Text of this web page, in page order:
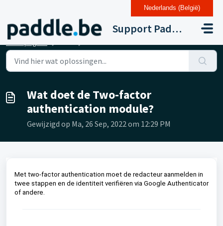
Doorgaan naar hoofdinhoud
Support Paddle Drupal 11
Startpagina
Wat doet de Two-factor
authentication module?
Gewijzigd op Ma, 26 Sep, 2022 om 12:29 PM
Met two-factor authentication moet de redacteur aanmelden in
twee stappen en de identiteit verifiëren via Google Authenticator
of andere.
Nederlands (België)